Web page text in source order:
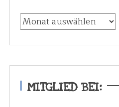
E
s
w
MITGLIED BEI: